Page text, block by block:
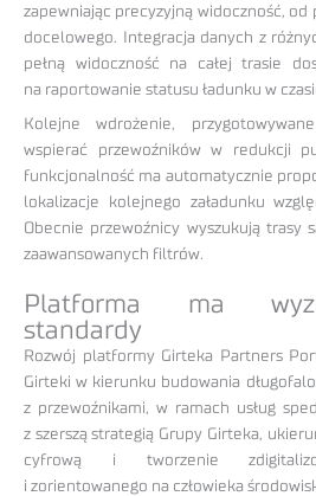
zapewniając precyzyjną widoczność, od
docelowego. Integracja danych z
pełną widoczność na całej trasie
na raportowanie statusu ładunku w
Kolejne wdrożenie,
wspierać przewoźników w redukcji
funkcjonalność ma automatycznie
lokalizacje kolejnego załadunku
Obecnie przewoźnicy wyszukują trasy
zaawansowanych filtrów.
Platforma ma
standardy
Rozwój platformy Girteka Partners
Girteki w kierunku budowania
z przewoźnikami, w ramach usług
z szerszą strategią Grupy Girteka,
cyfrową i tworzenie
i zorientowanego na człowieka